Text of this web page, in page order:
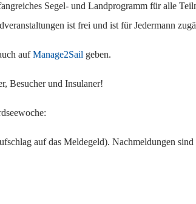
Segel- und Landprogramm für alle
ist frei und ist für Jedermann
aufManage2Sail geben.
Besucher und Insulaner!
auf das Meldegeld). Nachmeldungen